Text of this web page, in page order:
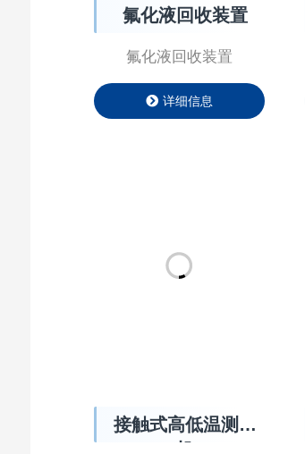
氟化液回收装置
氟化液回收装置
详细信息
接触式高低温测试